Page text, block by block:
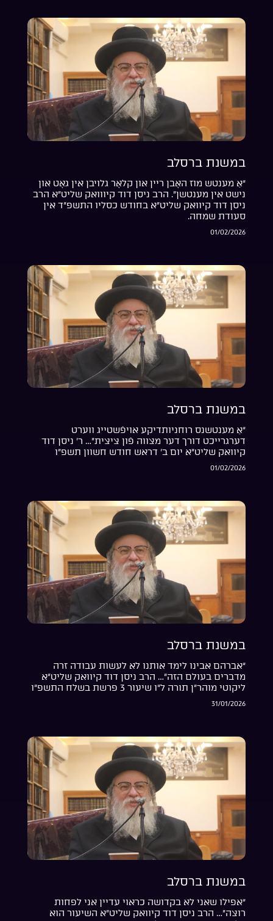
במשנת ברסלב
“אַ מענטש מוז האָבן ריין און קלאָר גלויבן אין גאָט און
נישט אין מענטשן”. הרב ניסן דוד קיווואק שליט”א הרב
ניסן דוד קיוואק שליט”א בחודש כסליו התשפ”ד אין
סעודת שמחה.
01/02/2026
במשנת ברסלב
“אַ מענטשנס רוחניותדיקע אויפֿשטייג ווערט
דערגרייכט דורך דער מצווה פֿון ציצית”… ר’ ניסן דוד
קיוואק שליט”א יום ב’ דראש חודש חשוון תשפ”ו
01/02/2026
במשנת ברסלב
“אברהם אבינו לימד אותנו לא לעשות עבודה זרה
מדברים בעולם הזה”… הרב ניסן דוד קיוואק שליט”א
ליקוטי מוהר”ן תורה ל”ו שיעור 3 פרשת בשלח התשפ”ו
31/01/2026
במשנת ברסלב
“אפילו שאני לא בקדושה כראוי עדיין אני לפחות
רוצה”… הרב ניסן דוד קיוואק שליט”א השיעור הוא